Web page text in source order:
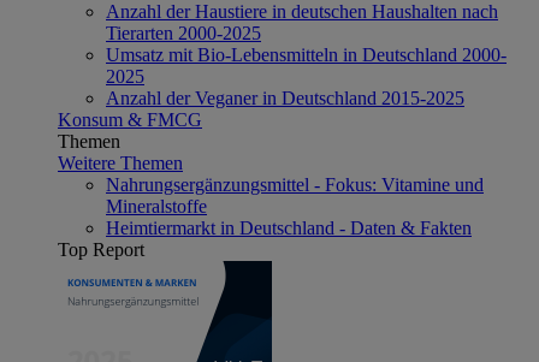
Anzahl der Haustiere in deutschen Haushalten nach
Tierarten 2000-2025
Umsatz mit Bio-Lebensmitteln in Deutschland 2000-
2025
Anzahl der Veganer in Deutschland 2015-2025
Konsum & FMCG
Themen
Weitere Themen
Nahrungsergänzungsmittel - Fokus: Vitamine und
Mineralstoffe
Heimtiermarkt in Deutschland - Daten & Fakten
Top Report